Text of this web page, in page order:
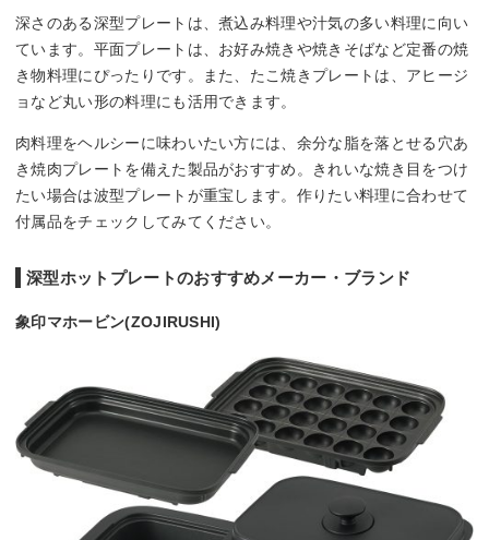
深さのある深型プレートは、煮込み料理や汁気の多い料理に向い
ています。平面プレートは、お好み焼きや焼きそばなど定番の焼
き物料理にぴったりです。また、たこ焼きプレートは、アヒージ
ョなど丸い形の料理にも活用できます。
肉料理をヘルシーに味わいたい方には、余分な脂を落とせる穴あ
き焼肉プレートを備えた製品がおすすめ。きれいな焼き目をつけ
たい場合は波型プレートが重宝します。作りたい料理に合わせて
付属品をチェックしてみてください。
深型ホットプレートのおすすめメーカー・ブランド
象印マホービン(ZOJIRUSHI)